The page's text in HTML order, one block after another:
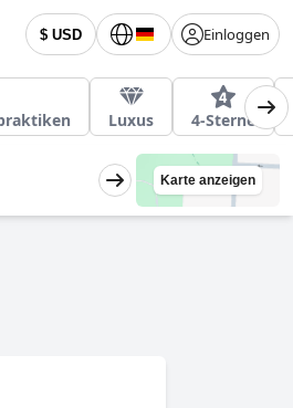
$ USD Einloggen
Luxus 4-Sterne
Karte anzeigen